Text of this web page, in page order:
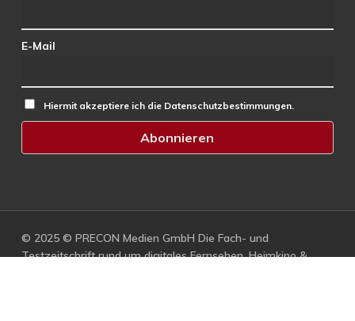
E-Mail
Hiermit akzeptiere ich die Datenschutzbestimmungen.
© 2025 © PRECON Medien GmbH Die Fach- und
Testzeitschrift rund um digitales Fernsehen, Heimkino &